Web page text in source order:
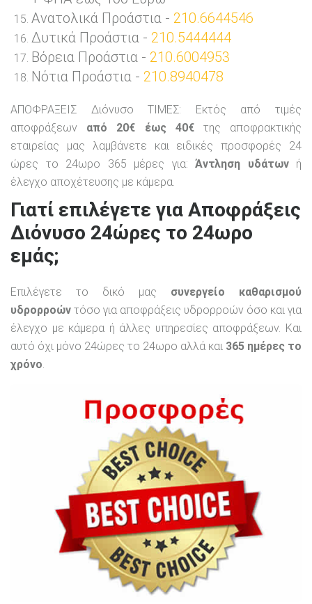
Ανατολικά Προάστια - 210.6644546
Δυτικά Προάστια - 210.5444444
Βόρεια Προάστια - 210.6004953
Νότια Προάστια - 210.8940478
ΑΠΟΦΡΑΞΕΙΣ Διόνυσο ΤΙΜΕΣ: Εκτός από τιμές
αποφράξεων από 20€ έως 40€της αποφρακτικής
εταιρείας μας λαμβάνετε και ειδικές προσφορές 24
ώρες το 24ωρο 365 μέρες για: Άντληση υδάτωνή
έλεγχο αποχέτευσης με κάμερα.
Γιατί επιλέγετε για Αποφράξεις
Διόνυσο 24ώρες το 24ωρο
εμάς;
Επιλέγετε το δικό μας συνεργείο καθαρισμού
υδρορροών τόσο για αποφράξεις υδρορροών όσο και για
έλεγχο με κάμερα ή άλλες υπηρεσίες αποφράξεων. Και
αυτό όχι μόνο 24ώρες το 24ωρο αλλά και 365 ημέρες το
χρόνο